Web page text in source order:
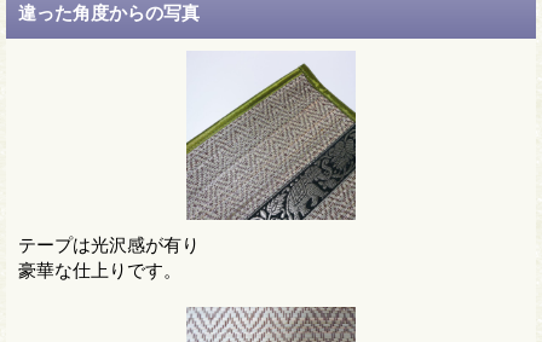
違った角度からの写真
テープは光沢感が有り
豪華な仕上りです。